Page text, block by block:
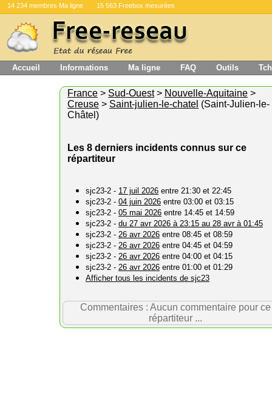
14 234 membres Ma ligne 15 563 Freebox mesurées
Accueil Informations Ma ligne FAQ Outils
France > Sud-Ouest> Nouvelle-Aquitaine >
Creuse > Saint-julien-le-chatel (Saint-Julien-le-
Châtel)
Les 8 derniers incidents connus sur ce
répartiteur
sjc23-2 - 17 juil 2026 entre 21:30 et 22:45
sjc23-2 - 04 juin 2026 entre 03:00 et 03:15
sjc23-2 - 05 mai 2026 entre 14:45 et 14:59
sjc23-2 - du 27 avr 2026 à 23:15 au 28 avr à 01:45
sjc23-2 - 26 avr 2026 entre 08:45 et 08:59
sjc23-2 - 26 avr 2026 entre 04:45 et 04:59
sjc23-2 - 26 avr 2026 entre 04:00 et 04:15
sjc23-2 - 26 avr 2026 entre 01:00 et 01:29
Afficher tous les incidents de sjc23
Commentaires : Aucun commentaire pour ce
répartiteur ...